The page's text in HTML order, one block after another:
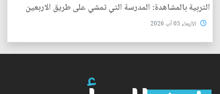
التربية بالمشاهدة: المدرسة التي تمشي على طريق الاربعين
الأربعاء 05 آب 2026